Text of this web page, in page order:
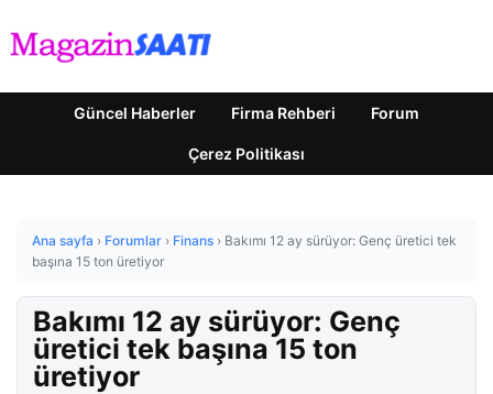
Güncel Haberler Firma Rehberi Forum
Çerez Politikası
Ana sayfa › Forumlar › Finans › Bakımı 12 ay sürüyor: Genç üretici tek
başına 15 ton üretiyor
Bakımı 12 ay sürüyor: Genç
üretici tek başına 15 ton
üretiyor